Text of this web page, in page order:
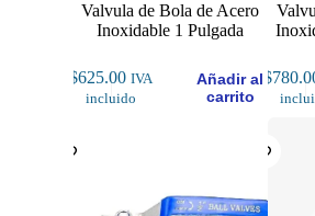
Valvula de Bola de Acero
Inoxidable 1 Pulgada
$625.00 IVA
incluido
Añadir al
carrito
$